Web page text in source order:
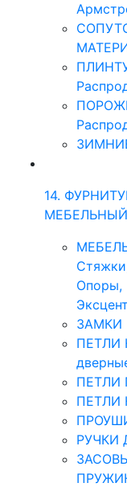
14.
Опоры,
ЗАМКИ
ПЕТЛИ
ПЕТЛИ
ПЕТЛИ
РУЧКИ